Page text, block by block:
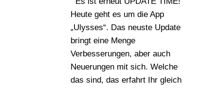
Heute geht es um die App
„Ulysses“. Das neuste Update
bringt eine Menge
Verbesserungen, aber auch
Neuerungen mit sich. Welche
das sind, das erfahrt Ihr gleich